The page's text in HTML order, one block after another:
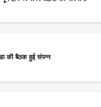
की बैठक हुई संपन्न